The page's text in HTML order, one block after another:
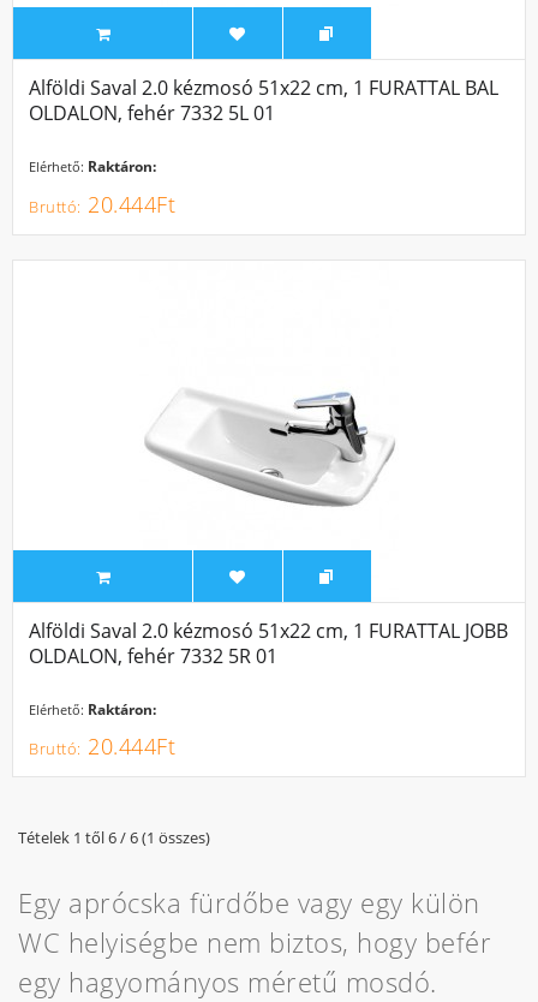
Alföldi Saval 2.0 kézmosó 51x22 cm, 1 FURATTAL BAL
OLDALON, fehér 7332 5L 01
Elérhető: Raktáron:
20.444Ft
Alföldi Saval 2.0 kézmosó 51x22 cm, 1 FURATTAL JOBB
OLDALON, fehér 7332 5R 01
Elérhető: Raktáron:
20.444Ft
Tételek 1 től 6 / 6 (1 összes)
Egy aprócska fürdőbe vagy egy külön
WC helyiségbe nem biztos, hogy befér
egy hagyományos méretű mosdó.